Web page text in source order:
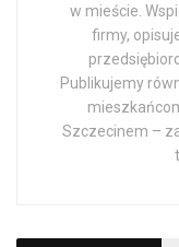
w mieście.
firmy,
Publikujemy
Szczecinem –